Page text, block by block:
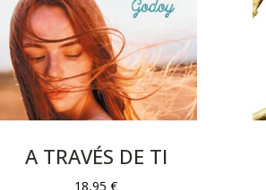
A TRAVÉS DE TI
18,95€